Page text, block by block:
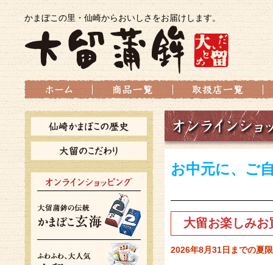
かまぼこの里・仙崎からおいしさをお届けします。
お中元に、ご
大留お楽しみお
2026年8月31日までの夏